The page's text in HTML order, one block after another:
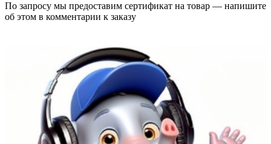
По запросу мы предоставим сертификат на товар — напишите
об этом в комментарии к заказу